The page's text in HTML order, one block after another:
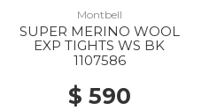
Montbell
SUPER MERINO WOOL
EXP TIGHTS WS BK
1107586
$ 590